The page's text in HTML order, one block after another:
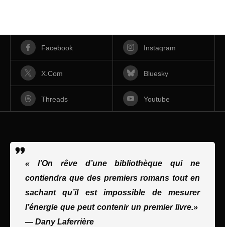
Facebook Instagram
X.com Bluesky
Threads Youtube
« l’On rêve d’une bibliothèque qui ne
contiendra que des premiers romans tout en
sachant qu’il est impossible de mesurer
l’énergie que peut contenir un premier livre.»
— Dany Laferrière